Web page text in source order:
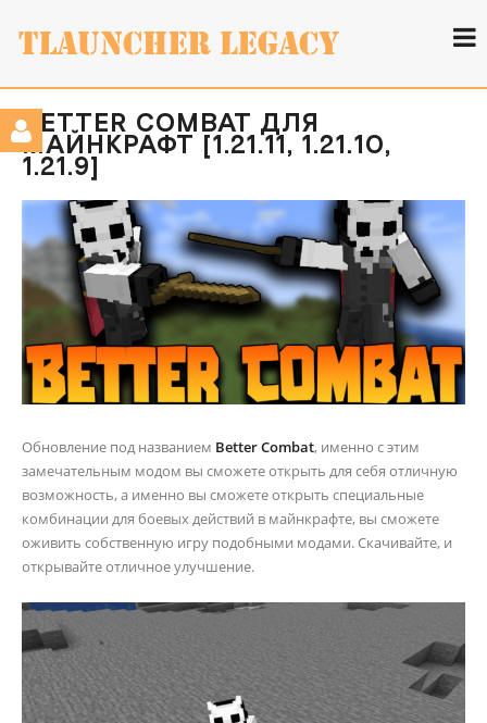
BETTER COMBAT ДЛЯ
МАЙНКРАФТ [1.21.11, 1.21.10,
1.21.9]
Обновление под названием Better Combat, именно с этим
замечательным модом вы сможете открыть для себя отличную
возможность, а именно вы сможете открыть специальные
комбинации для боевых действий в майнкрафте, вы сможете
оживить собственную игру подобными модами. Скачивайте, и
открывайте отличное улучшение.